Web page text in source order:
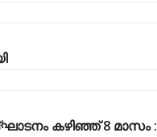
കഴിഞ്ഞ് 8 മാസം :